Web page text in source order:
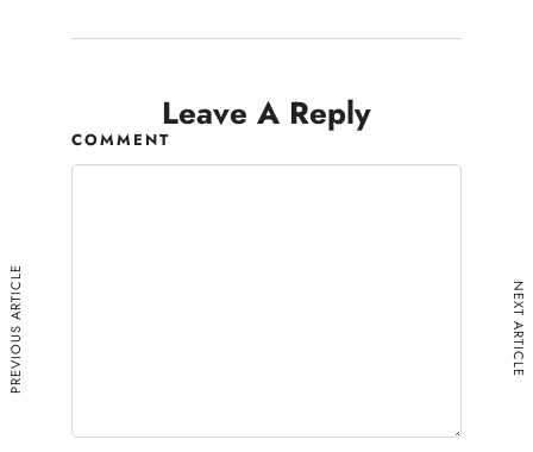
Leave A Reply
COMMENT
PREVIOUS ARTICLE NEXT ARTICLE